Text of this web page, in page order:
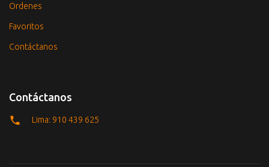
Ordenes
Favoritos
Contáctanos
Contáctanos
Lima: 910 439 625